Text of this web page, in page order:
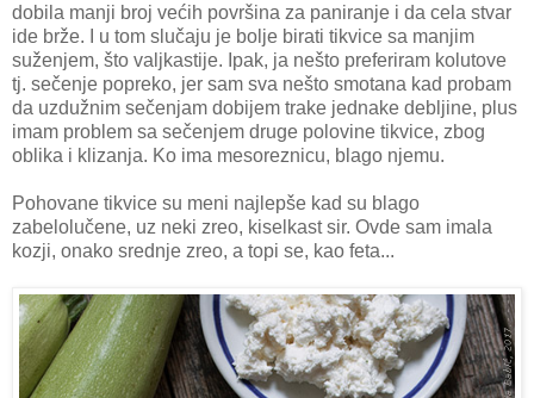
dobila manji broj većih površina za paniranje i da cela stvar
ide brže. I u tom slučaju je bolje birati tikvice sa manjim
suženjem, što valjkastije. Ipak, ja nešto preferiram kolutove
tj. sečenje popreko, jer sam sva nešto smotana kad probam
da uzdužnim sečenjam dobijem trake jednake debljine, plus
imam problem sa sečenjem druge polovine tikvice, zbog
oblika i klizanja. Ko ima mesoreznicu, blago njemu.
Pohovane tikvice su meni najlepše kad su blago
zabelolučene, uz neki zreo, kiselkast sir. Ovde sam imala
kozji, onako srednje zreo, a topi se, kao feta...